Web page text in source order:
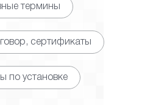
термины
сертификаты
по установке